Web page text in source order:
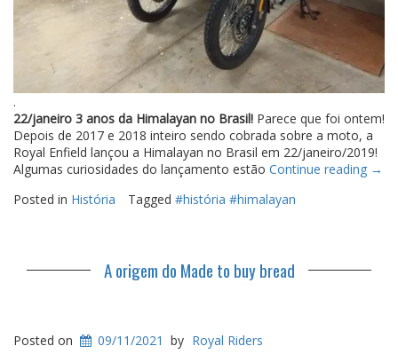
.
22/janeiro 3 anos da Himalayan no Brasil! Parece que foi ontem!
Depois de 2017 e 2018 inteiro sendo cobrada sobre a moto, a
Royal Enfield lançou a Himalayan no Brasil em 22/janeiro/2019!
Algumas curiosidades do lançamento estão Continue reading “3
→
Posted in História Tagged #história #himalayan
A origem do Made to buy bread
Posted on 09/11/2021 by Royal Riders